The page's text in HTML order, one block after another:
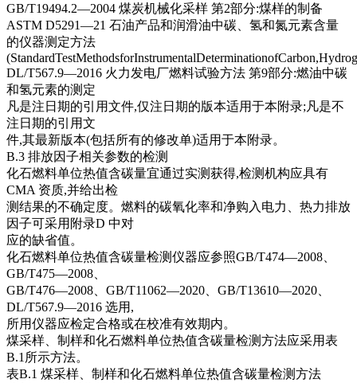
GB/T19494.2—2004 煤炭机械化采样 第2部分:煤样的制备
ASTM D5291—21 石油产品和润滑油中碳、氢和氮元素含量
的仪器测定方法
DL/T567.9—2016 火力发电厂燃料试验方法 第9部分:燃油中碳
和氢元素的测定
凡是注日期的引用文件,仅注日期的版本适用于本附录;凡是不
注日期的引用文
件,其最新版本(包括所有的修改单)适用于本附录。
B.3 排放因子相关参数的检测
化石燃料单位热值含碳量宜通过实测获得,检测机构应具有
CMA 资质,并给出检
测结果的不确定度。燃料的碳氧化率和净购入电力、热力排放
因子可采用附录D 中对
应的缺省值。
化石燃料单位热值含碳量检测仪器应参照GB/T474—2008、
GB/T475—2008、
GB/T476—2008、GB/T11062—2020、GB/T13610—2020、
DL/T567.9—2016 选用,
所用仪器应检定合格或在校准有效期内。
煤采样、制样和化石燃料单位热值含碳量检测方法应采用表
B.1所示方法。
表B.1 煤采样、制样和化石燃料单位热值含碳量检测方法